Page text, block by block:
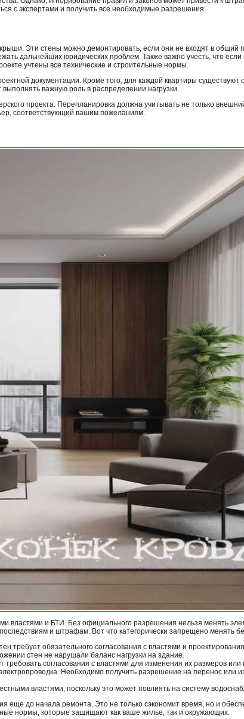
с экспертами и получить все необходимые разрешения.
Эти стены можно демонтировать, если они не входят в общий
дальнейших юридических проблем. Также важно учесть, что
учтены все технические и строительные нормы.
документации. Кроме того, для каждой квартиры существуют
важную роль в распределении нагрузки.
проекта. Перепланировка должна учитывать не только
соответствующий вашим пожеланиям.
властями и БТИ. Без официального разрешения нельзя менять
и штрафам. Вот что категорически запрещено менять
требует обязательного согласования с властями и
стен не нарушали баланс нагрузки на здание.
требовать согласования с властями для изменения их размеров или
Необходимо получить разрешение на перенос или
властями, поскольку это может повлиять на систему
еще до начала ремонта. Это не только сэкономит время, но и
нормы, которые защищают как ваше жилье, так и окружающих.